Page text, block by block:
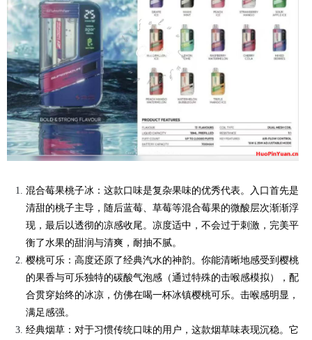
混合莓果桃子冰：这款口味是复杂果味的优秀代表。入口首先是
清甜的桃子主导，随后蓝莓、草莓等混合莓果的微酸层次渐渐浮
现，最后以透彻的凉感收尾。凉度适中，不会过于刺激，完美平
衡了水果的甜润与清爽，耐抽不腻。
樱桃可乐：高度还原了经典汽水的神韵。你能清晰地感受到樱桃
的果香与可乐独特的碳酸气泡感（通过特殊的击喉感模拟），配
合贯穿始终的冰凉，仿佛在喝一杯冰镇樱桃可乐。击喉感明显，
满足感强。
经典烟草：对于习惯传统口味的用户，这款烟草味表现沉稳。它